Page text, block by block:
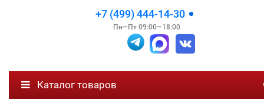
+7 (499) 444-14-30
Пн—Пт 09:00—18:00
Каталог товаров